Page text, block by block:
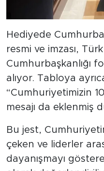
Hediyede
resmi ve imzası,
Cumhurbaşkanlığı
alıyor. Tabloya
“Cumhuriyetimizin
mesajı da eklenmiş
Bu jest,
çeken ve liderler
dayanışmayı